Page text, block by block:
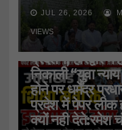
JUL 26, 2026
VIEWS
HARIDWAR STATE
उत्तराखंड के
को लेकर सुराज
प्रदर्शन, हरिद्वार
निकाली “युवा
होने पर धर्मेंद्र
प्रदेश में पेपर लीक
क्यों नही देते:रमेश